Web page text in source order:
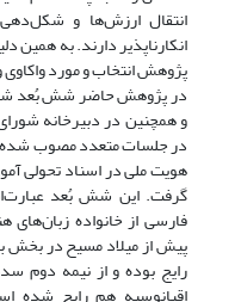
انتقال ارزش‌ها و
انکارناپذیر دارند. به همین
پژوهش انتخاب و مورد
در پژوهش حاضر شش بُعد
در جلسات متعدد مصوب شده
هویت ملی در اسناد تحولی
گرفت. این شش بُعد
فارسی از خانواده زبان‌های
پیش از میلاد مسیح در بخش
رایج بوده و از نیمه دوم